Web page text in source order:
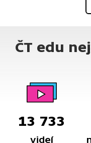
ČT edu
13 733
videí